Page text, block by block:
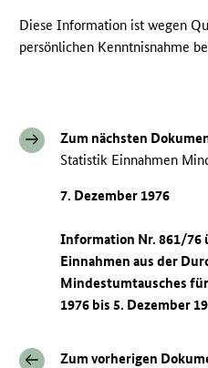
Diese Information ist wegen
persönlichen Kenntnisnahme
Zum nächsten
Statistik Einnahmen
7. Dezember 1976
Information Nr. 861/76
Einnahmen aus der
Mindestumtausches
1976 bis 5. Dezember
Zum vorherigen